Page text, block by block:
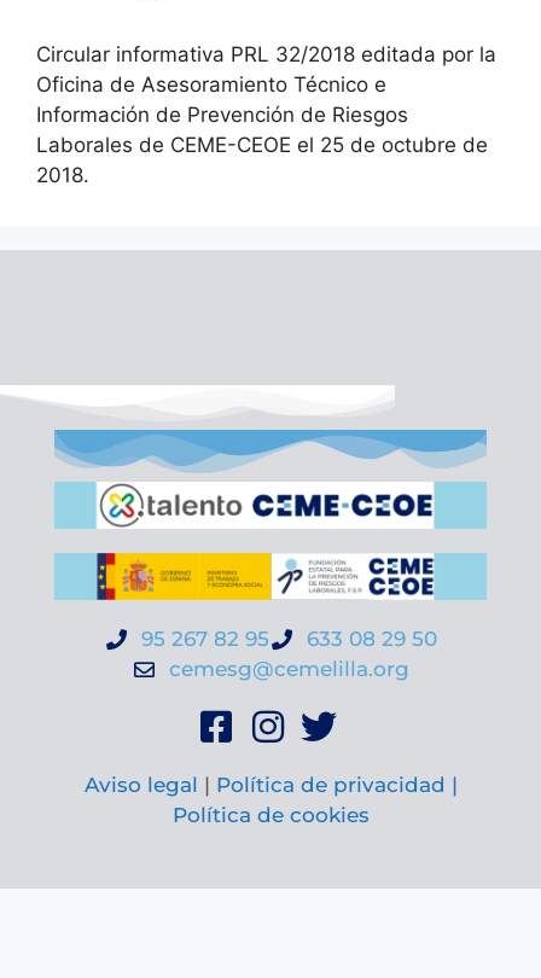
Circular informativa PRL 32/2018 editada por la
Oficina de Asesoramiento Técnico e
Información de Prevención de Riesgos
Laborales de CEME-CEOE el 25 de octubre de
2018.
95 267 82 95
633 08 29 50
cemesg@cemelilla.org
Aviso legal | Política de privacidad |
Política de cookies